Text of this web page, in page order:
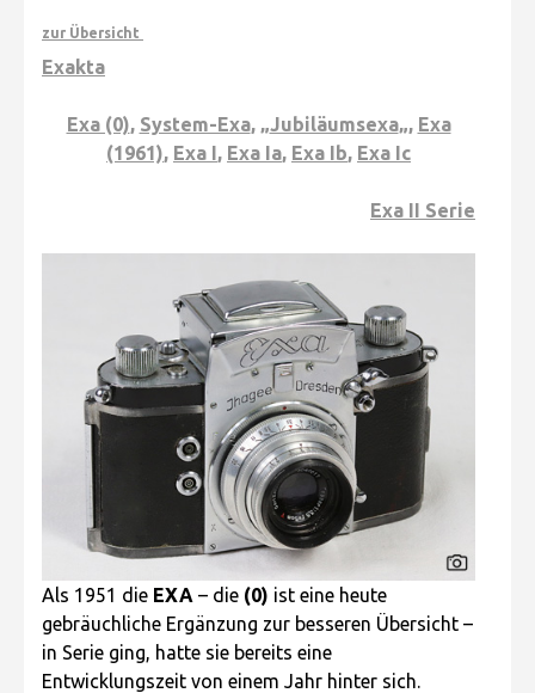
zur Übersicht
Exakta
Exa (0), System-Exa, „Jubiläumsexa„, Exa
(1961), Exa I , Exa Ia, Exa Ib, Exa Ic
Exa II Serie
Als 1951 die EXA – die (0) ist eine heute
gebräuchliche Ergänzung zur besseren Übersicht –
in Serie ging, hatte sie bereits eine
Entwicklungszeit von einem Jahr hinter sich.